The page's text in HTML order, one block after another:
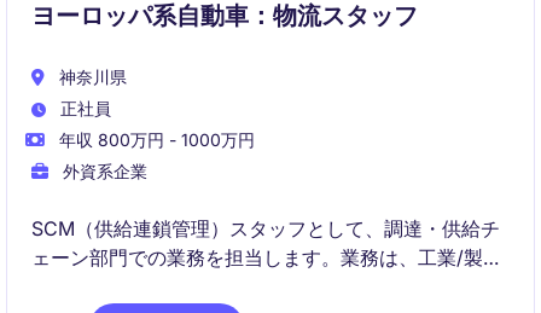
ヨーロッパ系自動車：物流スタッフ
神奈川県
正社員
年収 800万円 - 1000万円
外資系企業
SCM（供給連鎖管理）スタッフとして、調達・供給チ
ェーン部門での業務を担当します。業務は、工業/製造